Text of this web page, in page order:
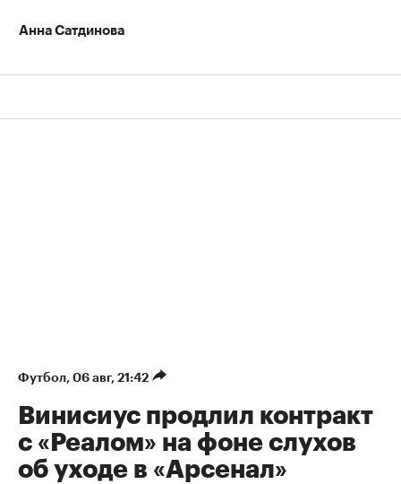
Анна Сатдинова
Футбол⁠, 06 авг, 21:42
Винисиус продлил контракт
с «Реалом» на фоне слухов
об уходе в «Арсенал»